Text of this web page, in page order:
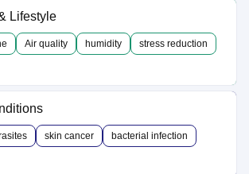
Lifestyle
Air quality humidity
stress reduction
skin cancer
bacterial infection